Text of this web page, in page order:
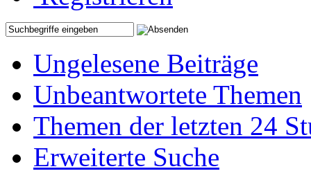
Ungelesene Beiträge
Unbeantwortete Themen
Themen der letzten 24
Erweiterte Suche